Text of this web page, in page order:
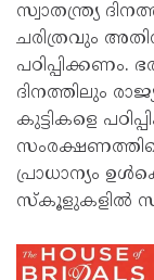
സ്വാതന്ത്ര്യ
ചരിത്രവും
പഠിപ്പിക്കണം.
ദിനത്തിലും
കുട്ടികളെ
പ്രാധാന്യം
സ്കൂളുകളിൽ